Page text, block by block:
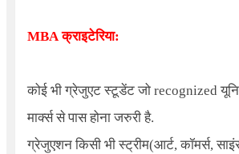
MBAक्राइटेरिया:
कोई भी ग्रेजुएट स्टूडेंट जो recognized
मार्क्स से पास होना जरुरी है.
ग्रेजुएशन किसी भी स्ट्रीम(आर्ट, कॉमर्स,